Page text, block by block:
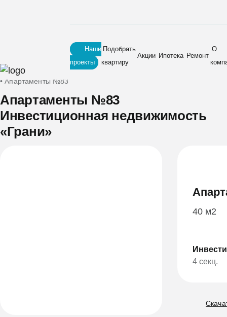
Наши
проекты
Подобрать
квартиру
Акции Ипотека Ремонт
О
Главная Новостройки•Инвестиционная недвижимость «Грани»
•Апартаменты №83
Апартаменты №83
Инвестиционная недвижимость
«Грани»
40 м2
4 секц.